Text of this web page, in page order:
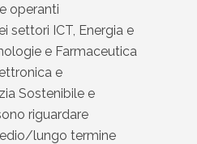
operanti
settori ICT, Energia e
e Farmaceutica
e
Sostenibile e
riguardare
lungo termine